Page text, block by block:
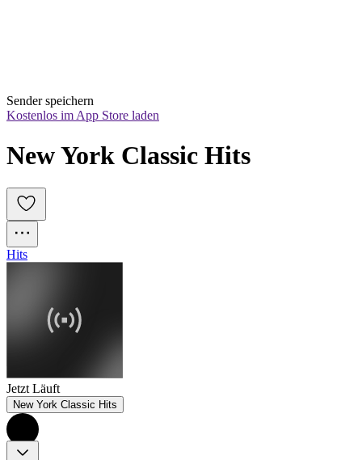
Sender speichern
Kostenlos im App Store laden
New York Classic Hits
Hits
Jetzt Läuft
New York Classic Hits